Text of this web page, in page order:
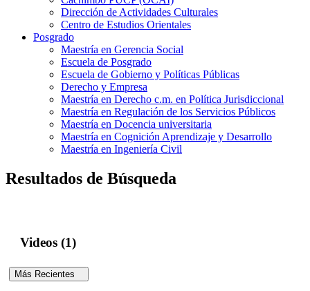
Dirección de Actividades Culturales
Centro de Estudios Orientales
Posgrado
Maestría en Gerencia Social
Escuela de Posgrado
Escuela de Gobierno y Políticas Públicas
Derecho y Empresa
Maestría en Derecho c.m. en Política Jurisdiccional
Maestría en Regulación de los Servicios Públicos
Maestría en Docencia universitaria
Maestría en Cognición Aprendizaje y Desarrollo
Maestría en Ingeniería Civil
Resultados de Búsqueda
Videos (1)
Más Recientes